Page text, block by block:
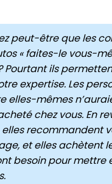
peut-être que les
« faites-le vous-
Pourtant ils
expertise. Les
elles-mêmes
chez vous. En
recommandent
et elles achètent
besoin pour mettre